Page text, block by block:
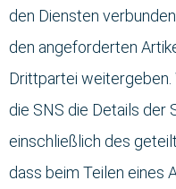
den Diensten
den angeforderten
Drittpartei
die SNS die Details der
einschließlich des
dass beim Teilen eines